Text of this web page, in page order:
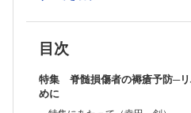
II．回復期リハビリテーション病院
8．がん治療中の機器管理（CVポ
露）（伏屋洋志）
リハビリテーション医学・医療の歴
9．日本摂食嚥下リハビリテーショ
学会報告
目次
特集 脊髄損傷者の褥瘡予防─リ
めに